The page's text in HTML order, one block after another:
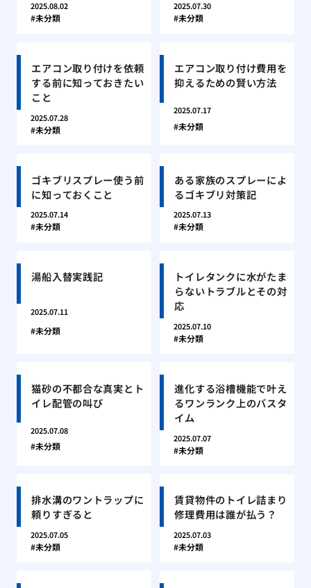
2025.08.02
未分類
2025.07.30
未分類
エアコン取り付けを依頼
する前に知っておきたい
こと
2025.07.28
未分類
エアコン取り付け費用を
抑えるための賢い方法
2025.07.17
未分類
ゴキブリスプレー使う前
に知っておくこと
2025.07.14
未分類
ある家族のスプレーによ
るゴキブリ対策記
2025.07.13
未分類
湯船入替実践記
2025.07.11
未分類
トイレタンクに水がたま
らないトラブルとその対
応
2025.07.10
未分類
猫砂の不都合な真実とト
イレ配管の叫び
2025.07.08
未分類
進化する浴槽機能で叶え
るワンランク上のバスタ
イム
2025.07.07
未分類
排水溝のワントラップに
頼りすぎると
2025.07.05
未分類
賃貸物件のトイレ詰まり
修理費用は誰が払う？
2025.07.03
未分類